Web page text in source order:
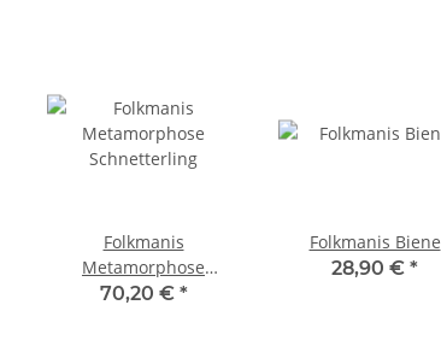
Folkmanis
Metamorphose
Schnetterling
70,20 € *
Folkmanis Biene
28,90 € *